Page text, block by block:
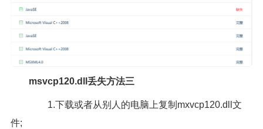
msvcp120.dll丢失方法三
1.下载或者从别人的电脑上复制mxvcp120.dll文
件;